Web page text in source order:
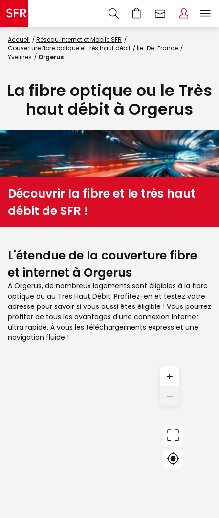
Accueil
Réseau Internet et Mobile SFR
Couverture fibre optique et très haut débit
Île-De-France
Yvelines
Orgerus
La fibre optique ou le Très
haut débit à Orgerus
Découvrir la fibre et le très haut
débit de SFR !
L'étendue de la couverture fibre
et internet à Orgerus
A Orgerus, de nombreux logements sont éligibles à la fibre
optique ou au Très Haut Débit. Profitez-en et testez votre
adresse pour savoir si vous aussi êtes éligible ! Vous pourrez
profiter de tous les avantages d'une connexion Internet
ultra rapide. À vous les téléchargements express et une
navigation fluide !
+
−